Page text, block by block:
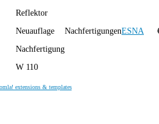
Reflektor
Neuauflage
Nachfertigung
W 110
NachfertigungenESNA
extensions & templates